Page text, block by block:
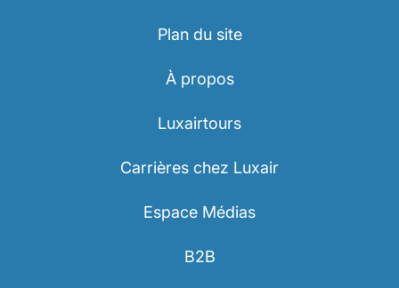
Plan du site
À propos
Luxairtours
Carrières chez Luxair
Espace Médias
B2B